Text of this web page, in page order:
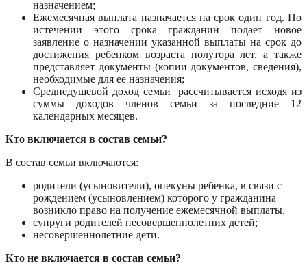
назначением;
Ежемесячная выплата назначается на срок один год. По
истечении этого срока гражданин подает новое
заявление о назначении указанной выплаты на срок до
достижения ребенком возраста полутора лет, а также
представляет документы (копии документов, сведения),
необходимые для ее назначения;
Среднедушевой доход семьи рассчитывается исходя из
суммы доходов членов семьи за последние 12
календарных месяцев.
Кто включается в состав семьи?
В состав семьи включаются:
родители (усыновители), опекуны ребенка, в связи с
рождением (усыновлением) которого у гражданина
возникло право на получение ежемесячной выплаты,
супруги родителей несовершеннолетних детей;
несовершеннолетние дети.
Кто не включается в состав семьи?